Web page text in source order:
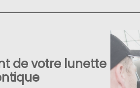
de votre lunette